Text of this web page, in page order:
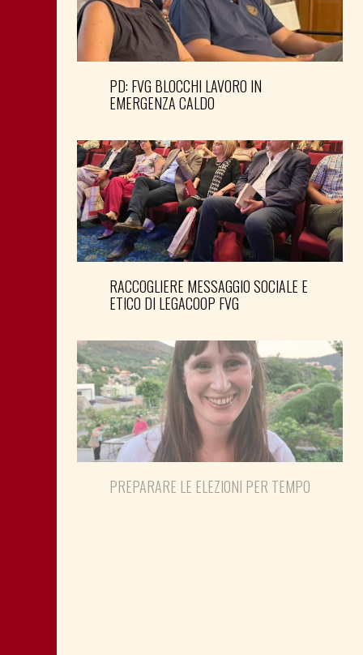
PD: FVG BLOCCHI LAVORO IN
EMERGENZA CALDO
RACCOGLIERE MESSAGGIO SOCIALE E
ETICO DI LEGACOOP FVG
PREPARARE LE ELEZIONI PER TEMPO